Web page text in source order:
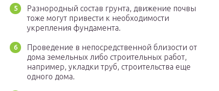
Разнородный состав грунта, движение почвы
тоже могут привести к необходимости
укрепления фундамента.
Проведение в непосредственной близости от
дома земельных либо строительных работ,
например, укладки труб, строительства еще
одного дома.